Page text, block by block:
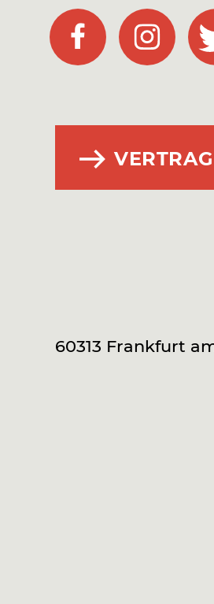
60313 Frankfurt